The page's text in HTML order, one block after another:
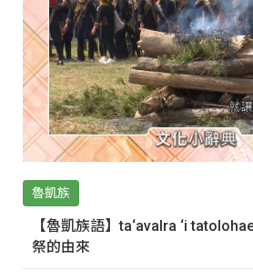
魯凱族
【魯凱族語】ta‘avalra ‘i
祭的由來